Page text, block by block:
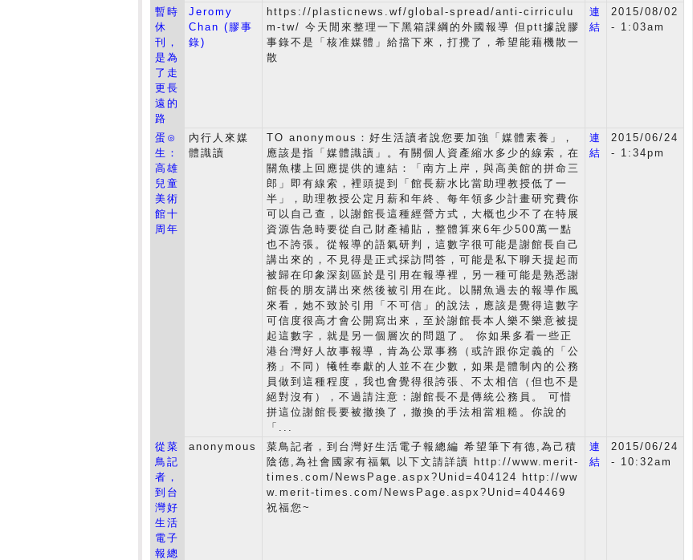
暫時
休
刊，
是為
了走
更長
遠的
路
Jeromy
Chan (膠事
錄)
https://plasticnews.wf/global-spread/anti-cirriculu
m-tw/ 今天閒來整理一下黑箱課綱的外國報導 但ptt據說膠
事錄不是「核准媒體」給擋下來，打攪了，希望能藉機散一
散
連
結
2015/08/02
- 1:03am
蛋⊙
生：
高雄
兒童
美術
館十
周年
內行人來媒
體識讀
TO anonymous：好生活讀者說您要加強「媒體素養」，
應該是指「媒體識讀」。有關個人資產縮水多少的線索，在
關魚樓上回應提供的連結：「南方上岸，與高美館的拼命三
郎」即有線索，裡頭提到「館長薪水比當助理教授低了一
半」，助理教授公定月薪和年終、每年領多少計畫研究費你
可以自己查，以謝館長這種經營方式，大概也少不了在特展
資源告急時要從自己財產補貼，整體算來6年少500萬一點
也不誇張。從報導的語氣研判，這數字很可能是謝館長自己
講出來的，不見得是正式採訪問答，可能是私下聊天提起而
被歸在印象深刻區於是引用在報導裡，另一種可能是熟悉謝
館長的朋友講出來然後被引用在此。以關魚過去的報導作風
來看，她不致於引用「不可信」的說法，應該是覺得這數字
可信度很高才會公開寫出來，至於謝館長本人樂不樂意被提
起這數字，就是另一個層次的問題了。 你如果多看一些正
港台灣好人故事報導，肯為公眾事務（或許跟你定義的「公
務」不同）犧牲奉獻的人並不在少數，如果是體制內的公務
員做到這種程度，我也會覺得很誇張、不太相信（但也不是
絕對沒有），不過請注意：謝館長不是傳統公務員。 可惜
拼這位謝館長要被撤換了，撤換的手法相當粗糙。你說的
「...
連
結
2015/06/24
- 1:34pm
從菜
鳥記
者，
到台
灣好
生活
電子
報總
anonymous
菜鳥記者，到台灣好生活電子報總編 希望筆下有德,為己積
陰德,為社會國家有福氣 以下文請詳讀 http://www.merit-
times.com/NewsPage.aspx?Unid=404124 http://ww
w.merit-times.com/NewsPage.aspx?Unid=404469
祝福您~
連
結
2015/06/24
- 10:32am